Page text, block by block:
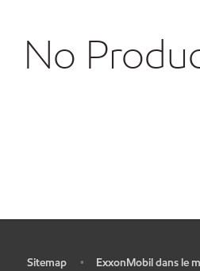
No
Sitemap • ExxonMobil dans le